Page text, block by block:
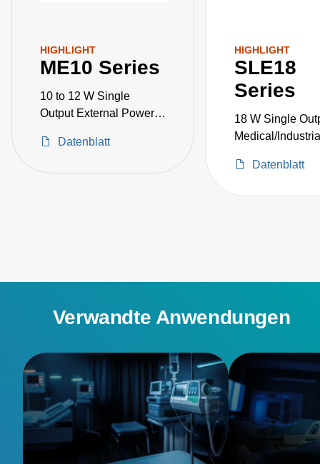
HIGHLIGHT
ME10 Series
10 to 12 W Single
Output External Power
Datenblatt
HIGHLIGHT
SLE18
Series
18 W Single
Medical/
Datenblatt
Verwandte Anwendungen